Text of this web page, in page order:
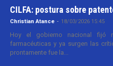
CILFA: postura sobre
Christian Atance - 18/03/2026 15:45
Hoy el gobierno nacional fijó
farmacéuticas y ya surgen las
prontamente fue la...